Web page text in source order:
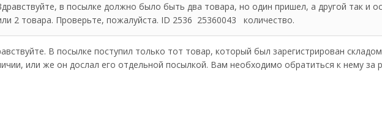
в посылке должно было быть два товара, но один пришел, а другой так и
2 товара. Проверьте, пожалуйста. ID 2536 25360043 количество.
В посылке поступил только тот товар, который был зарегистрирован
или же он дослал его отдельной посылкой. Вам необходимо обратиться к нему за